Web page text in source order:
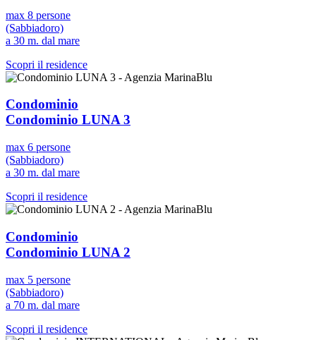
max 8 persone
(Sabbiadoro)
a 30 m. dal mare
Scopri il residence
Condominio
Condominio LUNA 3
max 6 persone
(Sabbiadoro)
a 30 m. dal mare
Scopri il residence
Condominio
Condominio LUNA 2
max 5 persone
(Sabbiadoro)
a 70 m. dal mare
Scopri il residence